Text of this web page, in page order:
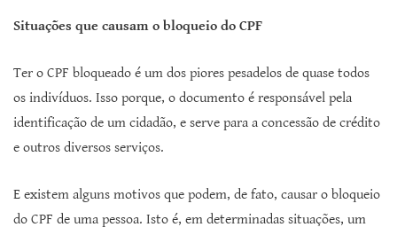
Situações que causam o bloqueio do CPF
Ter o CPF bloqueado é um dos piores pesadelos de quase todos
os indivíduos. Isso porque, o documento é responsável pela
identificação de um cidadão, e serve para a concessão de crédito
e outros diversos serviços.
E existem alguns motivos que podem, de fato, causar o bloqueio
do CPF de uma pessoa. Isto é, em determinadas situações, um